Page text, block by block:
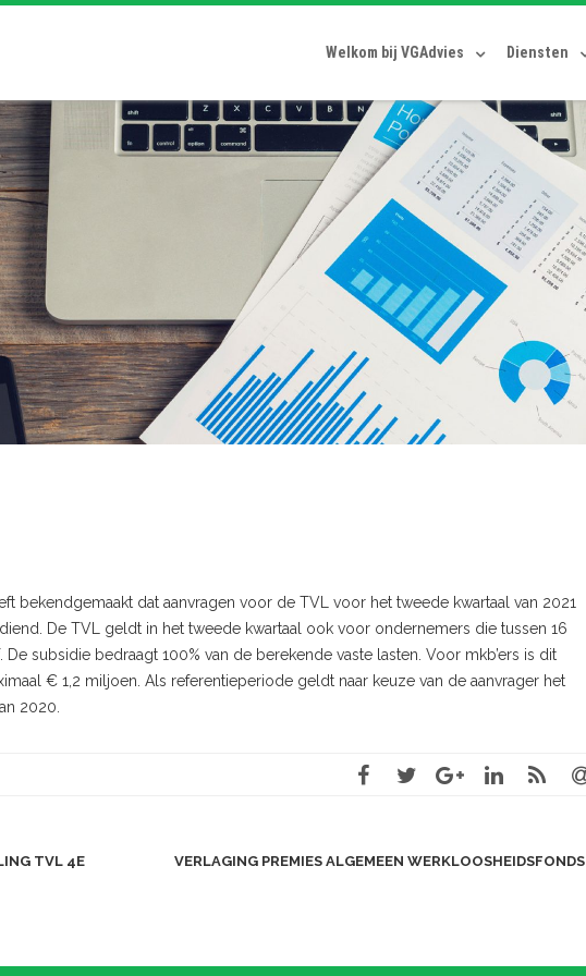
Welkom bij VGAdvies Diensten
bekendgemaakt dat aanvragen voor de TVL voor het tweede kwartaal van 2021
De TVL geldt in het tweede kwartaal ook voor ondernemers die tussen 16
subsidie bedraagt 100% van de berekende vaste lasten. Voor mkb’ers is dit
€ 1,2 miljoen. Als referentieperiode geldt naar keuze van de aanvrager het
2020.
TVL 4E
VERLAGING PREMIES ALGEMEEN WERKLOOSHEIDSFONDS